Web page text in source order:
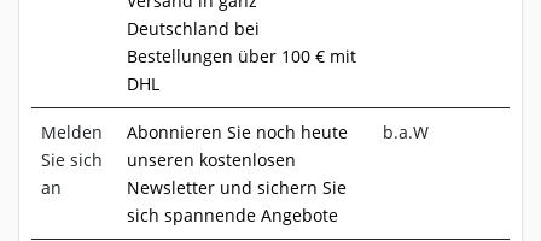
Deutschland bei
Bestellungen über 100 € mit
DHL
Melden
Sie sich
an
Abonnieren Sie noch heute
unseren kostenlosen
Newsletter und sichern Sie
sich spannende Angebote
b.a.W